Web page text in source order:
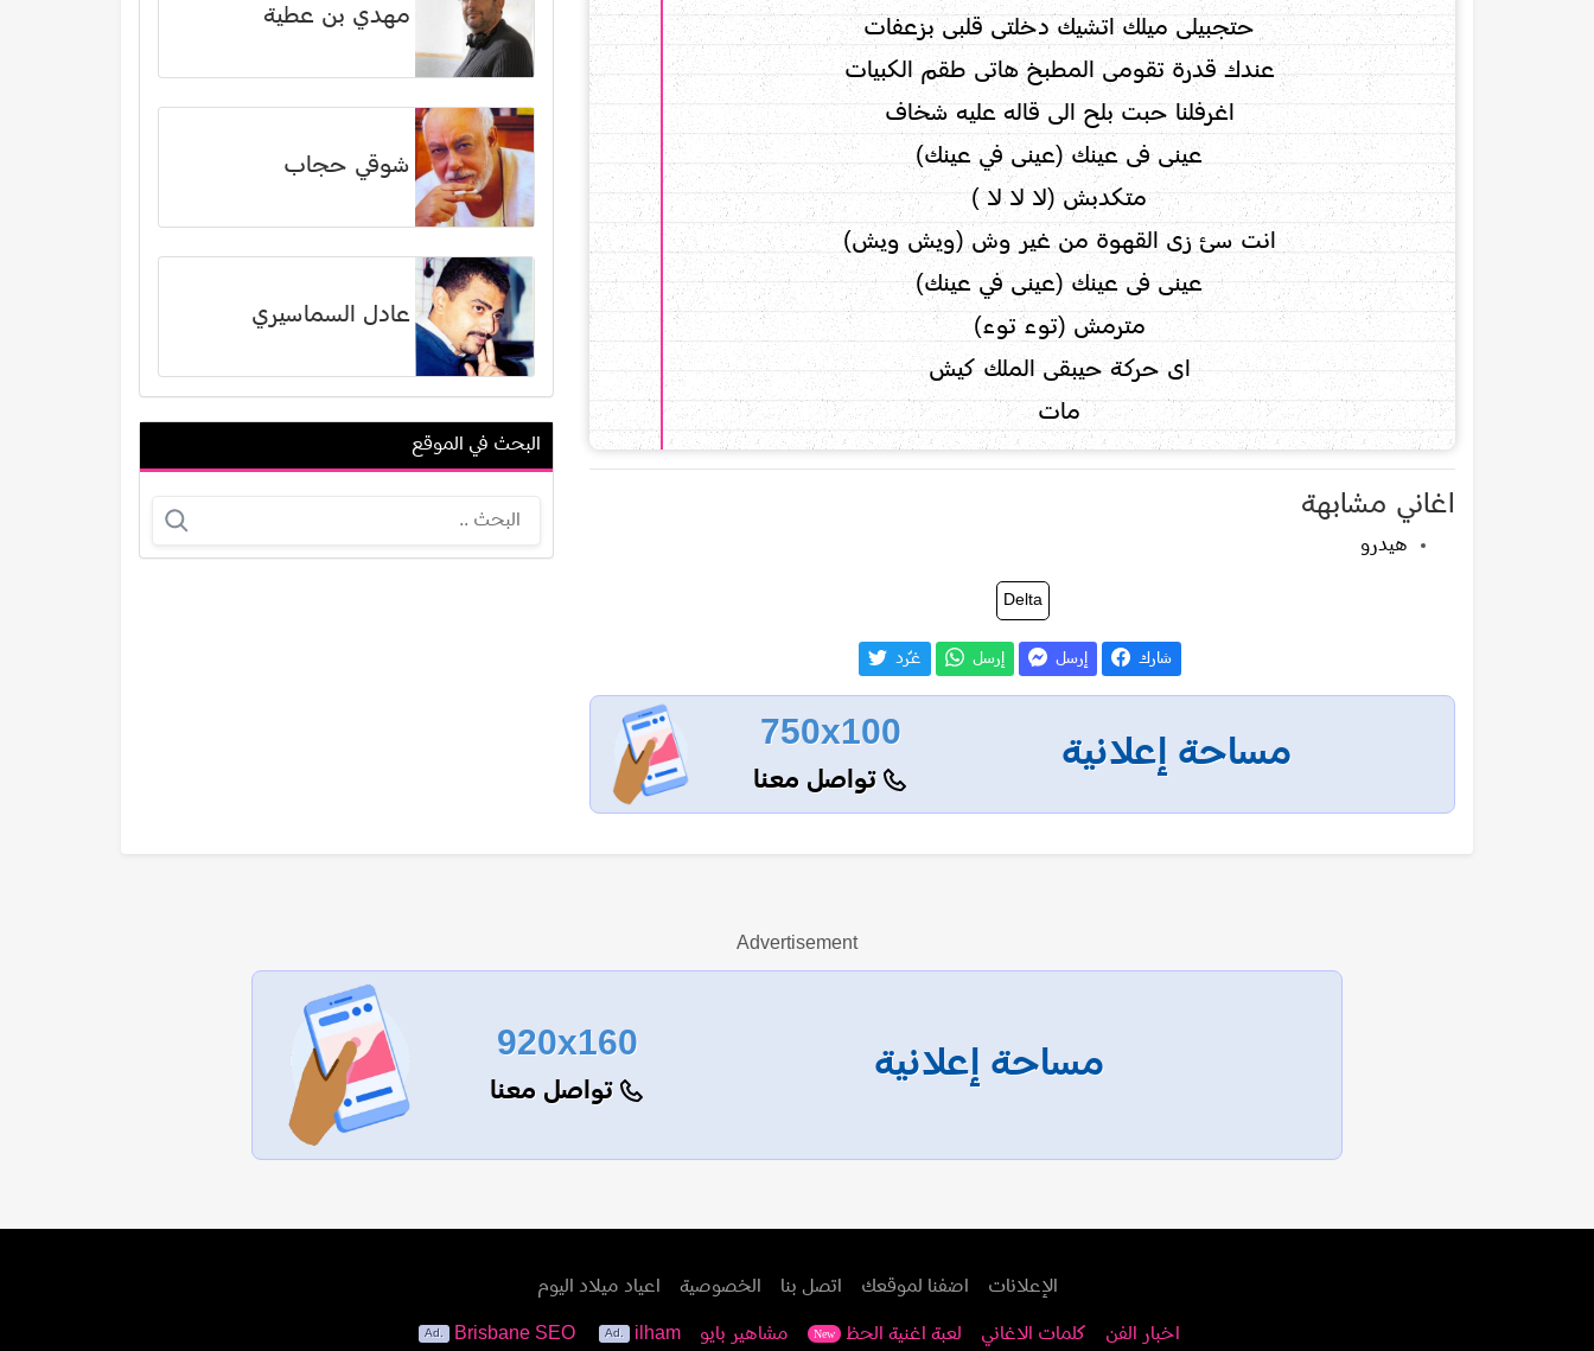
حتجبيلى ميلك اتشيك دخلتى قلبى بزعفات
عندك قدرة تقومى المطبخ هاتى طقم الكبيات
اغرفلنا حبت بلح الى قاله عليه شخاف
عينى فى عينك (عينى في عينك)
متكدبش (لا لا لا )
انت سئ زى القهوة من غير وش (ويش ويش)
عينى فى عينك (عينى في عينك)
مترمش (توء توء)
اى حركة حيبقى الملك كيش
مات
اغاني مشابهة
هيدرو
Delta
شارك إرسل إرسل غـّرد
مساحة إعلانية
750x100
تواصل معنا
مهدي بن عطية
شوقي حجاب
عادل السماسيري
عبدالله عباس
البحث في الموقع
Advertisement
مساحة إعلانية
920x160
تواصل معنا
الإعلانات اضفنا لموقعك اتصل بنا الخصوصية اعياد ميلاد اليوم
اخبار الفن كلمات الاغاني لعبة اغنية الحظ New مشاهير بايو ilham
Brisbane SEO